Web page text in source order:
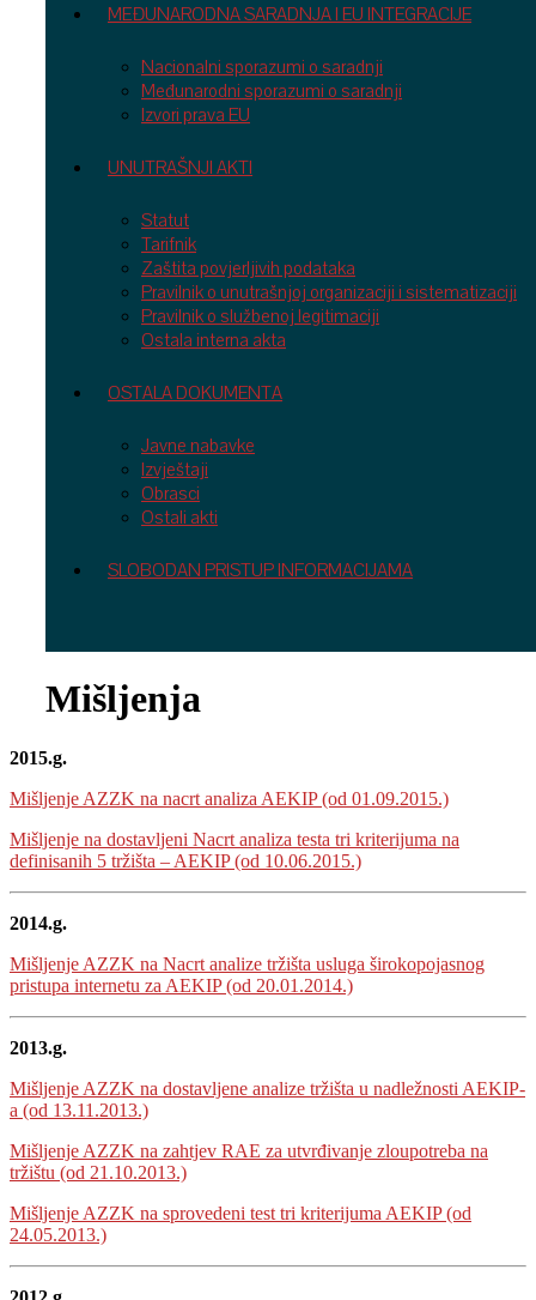
MEĐUNARODNA SARADNJA I EU INTEGRACIJE
Nacionalni sporazumi o saradnji
Međunarodni sporazumi o saradnji
Izvori prava EU
UNUTRAŠNJI AKTI
Statut
Tarifnik
Zaštita povjerljivih podataka
Pravilnik o unutrašnjoj organizaciji i sistematizaciji
Pravilnik o službenoj legitimaciji
Ostala interna akta
OSTALA DOKUMENTA
Javne nabavke
Izvještaji
Obrasci
Ostali akti
SLOBODAN PRISTUP INFORMACIJAMA
Mišljenja
2015.g.
Mišljenje AZZK na nacrt analiza AEKIP (od 01.09.2015.)
Mišljenje na dostavljeni Nacrt analiza testa tri kriterijuma na
definisanih 5 tržišta – AEKIP (od 10.06.2015.)
2014.g.
Mišljenje AZZK na Nacrt analize tržišta usluga širokopojasnog
pristupa internetu za AEKIP (od 20.01.2014.)
2013.g.
Mišljenje AZZK na dostavljene analize tržišta u nadležnosti AEKIP-
a (od 13.11.2013.)
Mišljenje AZZK na zahtjev RAE za utvrđivanje zloupotreba na
tržištu (od 21.10.2013.)
Mišljenje AZZK na sprovedeni test tri kriterijuma AEKIP (od
24.05.2013.)